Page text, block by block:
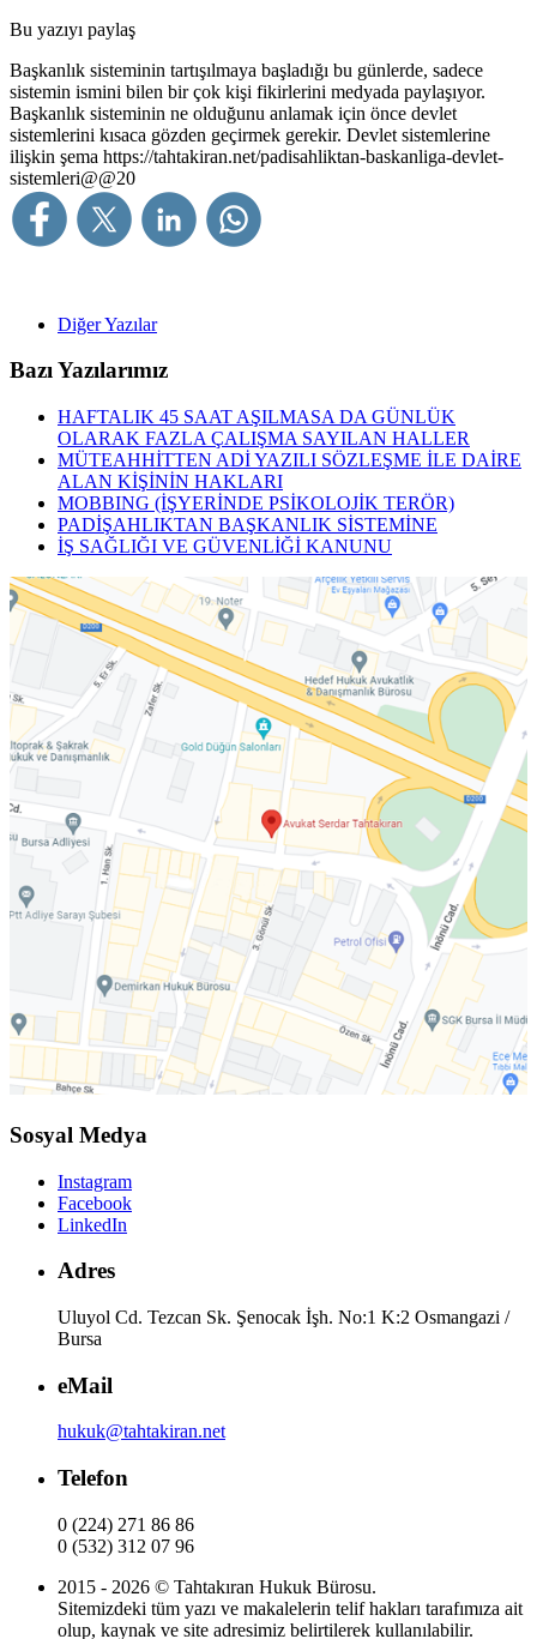
Bu yazıyı paylaş
Başkanlık sisteminin tartışılmaya başladığı bu günlerde, sadece
sistemin ismini bilen bir çok kişi fikirlerini medyada paylaşıyor.
Başkanlık sisteminin ne olduğunu anlamak için önce devlet
sistemlerini kısaca gözden geçirmek gerekir. Devlet sistemlerine
ilişkin şema https://tahtakiran.net/padisahliktan-baskanliga-devlet-
sistemleri@@20
Diğer Yazılar
Bazı Yazılarımız
HAFTALIK 45 SAAT AŞILMASA DA GÜNLÜK
OLARAK FAZLA ÇALIŞMA SAYILAN HALLER
MÜTEAHHİTTEN ADİ YAZILI SÖZLEŞME İLE DAİRE
ALAN KİŞİNİN HAKLARI
MOBBING (İŞYERİNDE PSİKOLOJİK TERÖR)
PADİŞAHLIKTAN BAŞKANLIK SİSTEMİNE
İŞ SAĞLIĞI VE GÜVENLİĞİ KANUNU
Sosyal Medya
Instagram
Facebook
LinkedIn
Adres
Uluyol Cd. Tezcan Sk. Şenocak İşh. No:1 K:2 Osmangazi /
Bursa
eMail
hukuk@tahtakiran.net
Telefon
0 (224) 271 86 86
0 (532) 312 07 96
2015 - 2026 © Tahtakıran Hukuk Bürosu.
Sitemizdeki tüm yazı ve makalelerin telif hakları tarafımıza ait
olup, kaynak ve site adresimiz belirtilerek kullanılabilir.